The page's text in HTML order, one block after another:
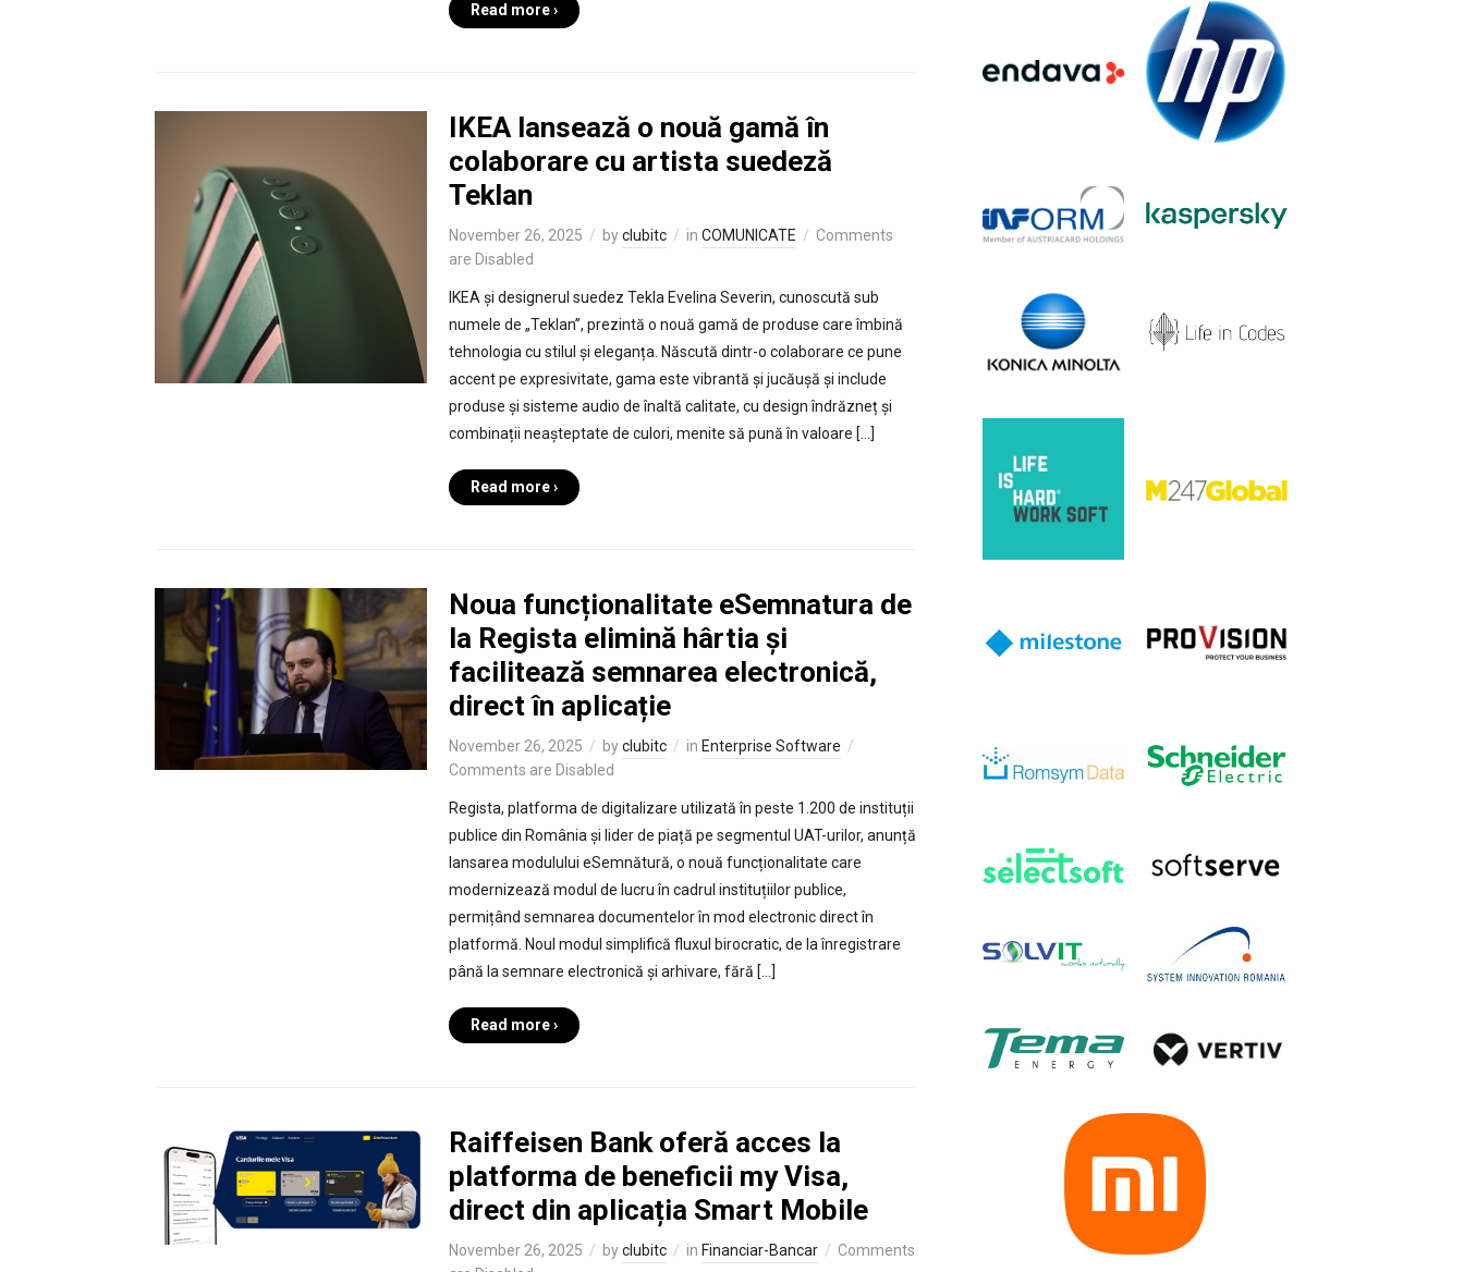
Read more ›
IKEA lansează o nouă gamă în
colaborare cu artista suedeză
Teklan
November 26, 2025 byclubitc in COMUNICATE
Comments
are Disabled
IKEA și designerul suedez Tekla Evelina Severin, cunoscută sub
numele de „Teklan”, prezintă o nouă gamă de produse care îmbină
tehnologia cu stilul și eleganța. Născută dintr-o colaborare ce pune
accent pe expresivitate, gama este vibrantă și jucăușă și include
produse și sisteme audio de înaltă calitate, cu design îndrăzneț și
combinații neașteptate de culori, menite să pună în valoare […]
Read more ›
Noua funcționalitate eSemnatura de
la Regista elimină hârtia și
facilitează semnarea electronică,
direct în aplicație
November 26, 2025 byclubitc in Enterprise Software
Comments are Disabled
Regista, platforma de digitalizare utilizată în peste 1.200 de instituții
publice din România și lider de piață pe segmentul UAT-urilor, anunță
lansarea modulului eSemnătură, o nouă funcționalitate care
modernizează modul de lucru în cadrul instituțiilor publice,
permițând semnarea documentelor în mod electronic direct în
platformă. Noul modul simplifică fluxul birocratic, de la înregistrare
până la semnare electronică și arhivare, fără […]
Read more ›
Raiffeisen Bank oferă acces la
platforma de beneficii my Visa,
direct din aplicația Smart Mobile
November 26, 2025 byclubitc in Financiar-Bancar
Comments